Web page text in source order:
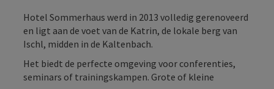
Hotel Sommerhaus werd in 2013 volledig gerenoveerd
en ligt aan de voet van de Katrin, de lokale berg van
Ischl, midden in de Kaltenbach.
Het biedt de perfecte omgeving voor conferenties,
seminars of trainingskampen. Grote of kleine